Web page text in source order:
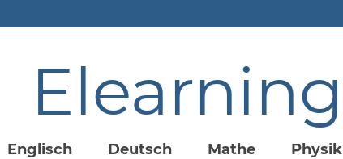
Elearning
Englisch Deutsch Mathe Physik